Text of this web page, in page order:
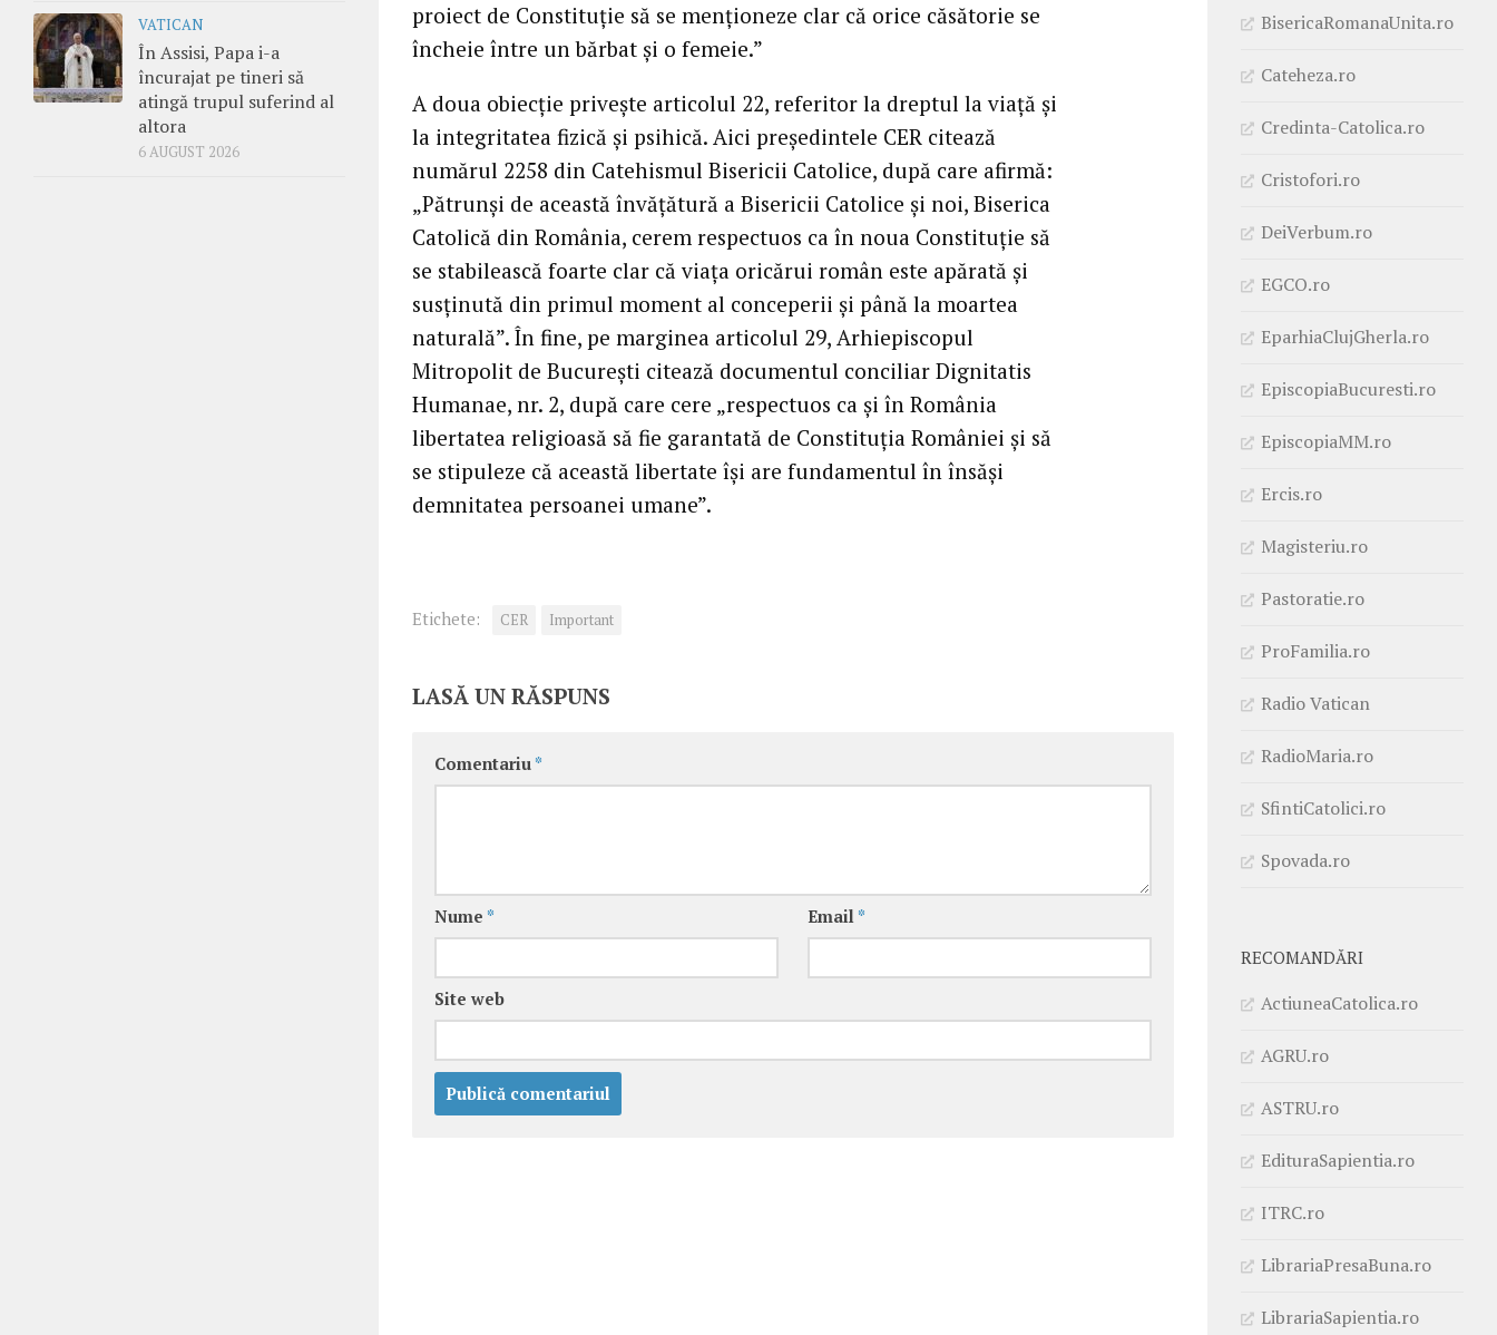
proiect de Constituţie să se menţioneze clar că orice căsătorie se
încheie între un bărbat şi o femeie.”
A doua obiecţie priveşte articolul 22, referitor la dreptul la viaţă şi
la integritatea fizică şi psihică. Aici preşedintele CER citează
numărul 2258 din Catehismul Bisericii Catolice, după care afirmă:
„Pătrunşi de această învăţătură a Bisericii Catolice şi noi, Biserica
Catolică din România, cerem respectuos ca în noua Constituţie să
se stabilească foarte clar că viaţa oricărui român este apărată şi
susţinută din primul moment al conceperii şi până la moartea
naturală”. În fine, pe marginea articolul 29, Arhiepiscopul
Mitropolit de Bucureşti citează documentul conciliar Dignitatis
Humanae, nr. 2, după care cere „respectuos ca şi în România
libertatea religioasă să fie garantată de Constituţia României şi să
se stipuleze că această libertate îşi are fundamentul în însăşi
demnitatea persoanei umane”.
Etichete: CER Important
LASĂ UN RĂSPUNS
Comentariu *
Nume * Email *
Site web
VATICAN
În Assisi, Papa i-a
încurajat pe tineri să
atingă trupul suferind al
altora
6 AUGUST 2026
BisericaRomanaUnita.ro
Cateheza.ro
Credinta-Catolica.ro
Cristofori.ro
DeiVerbum.ro
EGCO.ro
EparhiaClujGherla.ro
EpiscopiaBucuresti.ro
EpiscopiaMM.ro
Ercis.ro
Magisteriu.ro
Pastoratie.ro
ProFamilia.ro
Radio Vatican
RadioMaria.ro
SfintiCatolici.ro
Spovada.ro
RECOMANDĂRI
ActiuneaCatolica.ro
AGRU.ro
ASTRU.ro
EdituraSapientia.ro
ITRC.ro
LibrariaPresaBuna.ro
LibrariaSapientia.ro